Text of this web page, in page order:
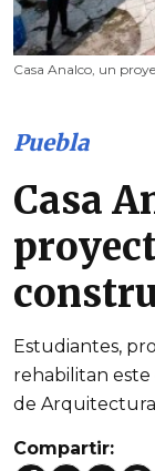
Casa Analco, un
Puebla
Casa
Estudiantes,
rehabilitan este
de Arquitectura
Compartir: